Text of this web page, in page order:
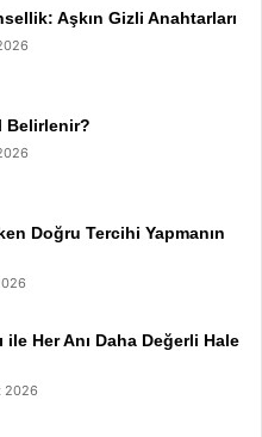
Aşkın Gizli Anahtarları
Belirlenir?
Doğru Tercihi Yapmanın
ile Her Anı Daha Değerli Hale
2026